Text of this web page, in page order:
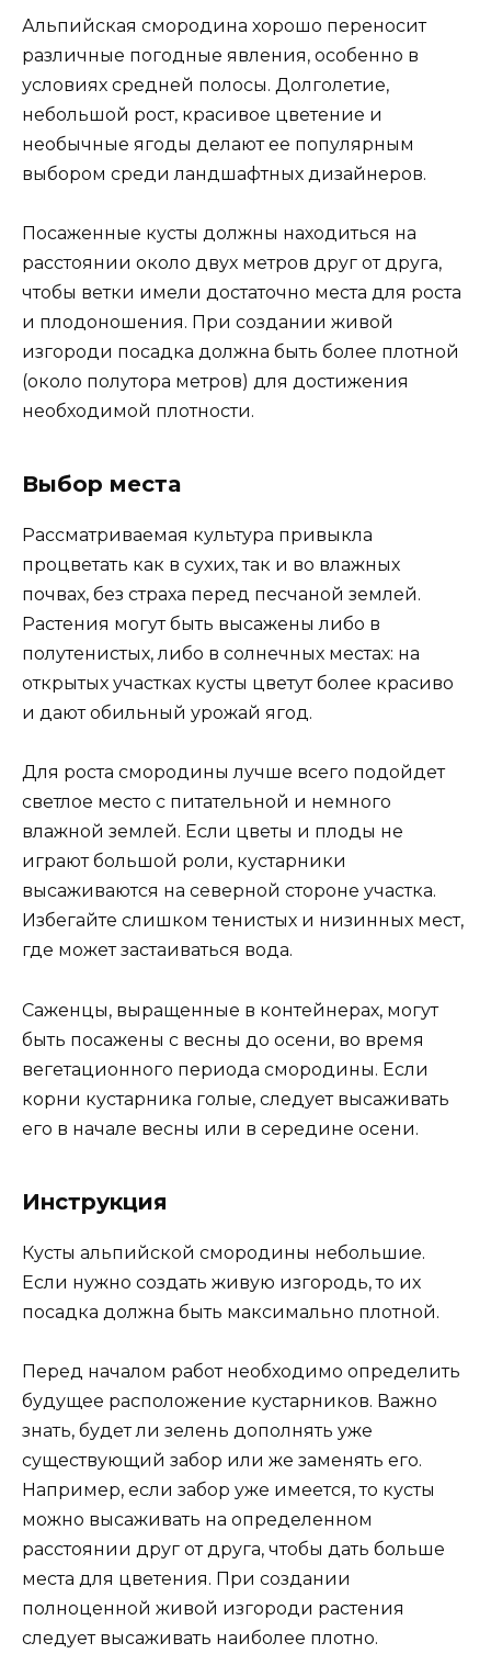
Альпийская смородина хорошо переносит
различные погодные явления, особенно в
условиях средней полосы. Долголетие,
небольшой рост, красивое цветение и
необычные ягоды делают ее популярным
выбором среди ландшафтных дизайнеров.
Посаженные кусты должны находиться на
расстоянии около двух метров друг от друга,
чтобы ветки имели достаточно места для роста
и плодоношения. При создании живой
изгороди посадка должна быть более плотной
(около полутора метров) для достижения
необходимой плотности.
Выбор места
Рассматриваемая культура привыкла
процветать как в сухих, так и во влажных
почвах, без страха перед песчаной землей.
Растения могут быть высажены либо в
полутенистых, либо в солнечных местах: на
открытых участках кусты цветут более красиво
и дают обильный урожай ягод.
Для роста смородины лучше всего подойдет
светлое место с питательной и немного
влажной землей. Если цветы и плоды не
играют большой роли, кустарники
высаживаются на северной стороне участка.
Избегайте слишком тенистых и низинных мест,
где может застаиваться вода.
Саженцы, выращенные в контейнерах, могут
быть посажены с весны до осени, во время
вегетационного периода смородины. Если
корни кустарника голые, следует высаживать
его в начале весны или в середине осени.
Инструкция
Кусты альпийской смородины небольшие.
Если нужно создать живую изгородь, то их
посадка должна быть максимально плотной.
Перед началом работ необходимо определить
будущее расположение кустарников. Важно
знать, будет ли зелень дополнять уже
существующий забор или же заменять его.
Например, если забор уже имеется, то кусты
можно высаживать на определенном
расстоянии друг от друга, чтобы дать больше
места для цветения. При создании
полноценной живой изгороди растения
следует высаживать наиболее плотно.